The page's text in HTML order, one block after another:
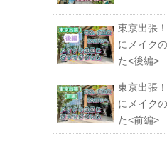
東京出張
にメイク
た<後編>
東京出張
にメイク
た<前編>